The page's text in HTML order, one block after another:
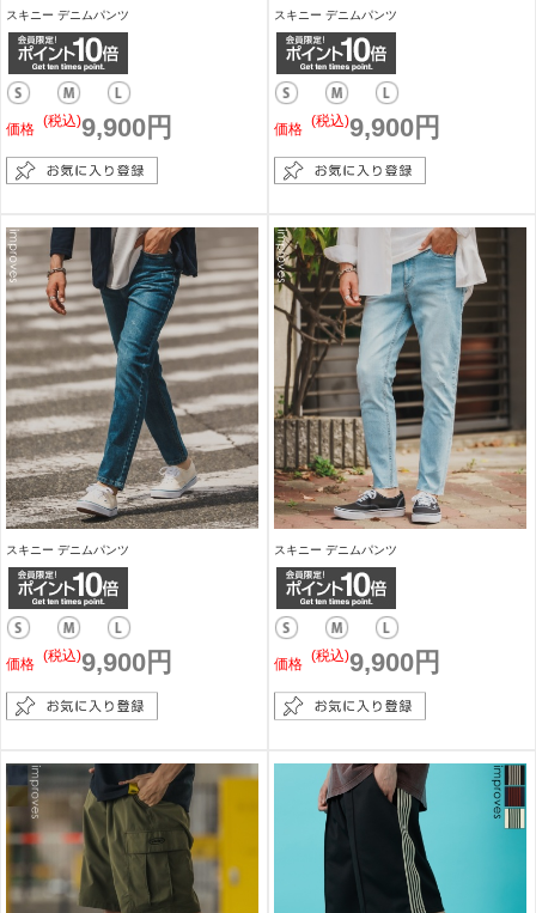
スキニー デニムパンツ
価格 9,900円
(税込)
スキニー デニムパンツ
価格 9,900円
(税込)
スキニー デニムパンツ
価格 9,900円
(税込)
スキニー デニムパンツ
価格 9,900円
(税込)